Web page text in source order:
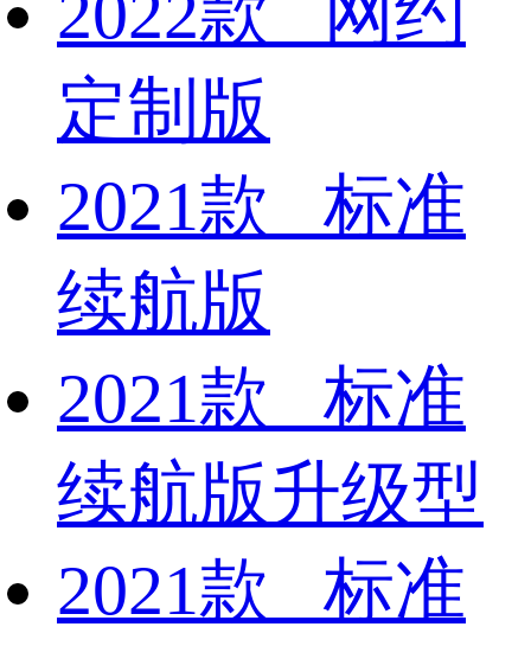
定制版
2021款 标准
续航版
2021款 标准
续航版升级型
2021款 标准